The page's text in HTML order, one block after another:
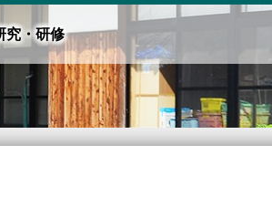
究・研修